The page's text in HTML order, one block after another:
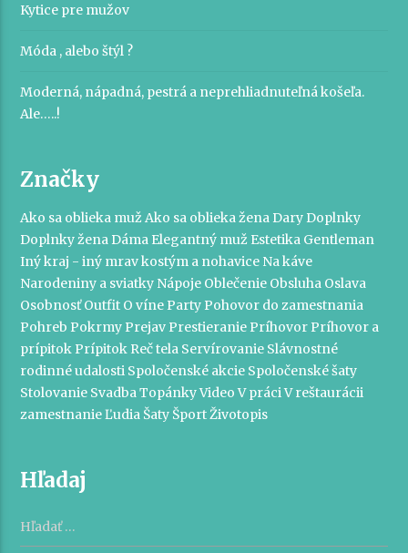
Kytice pre mužov
Móda , alebo štýl ?
Moderná, nápadná, pestrá a neprehliadnuteľná košeľa.
Ale…..!
Značky
Ako sa oblieka muž Ako sa oblieka žena Dary Doplnky
Doplnky žena Dáma Elegantný muž Estetika Gentleman
Iný kraj - iný mravkostým a nohavice Na káve
Narodeniny a sviatky Nápoje Oblečenie Obsluha Oslava
OsobnosťOutfit O víne Party Pohovor do zamestnania
Pohreb Pokrmy Prejav Prestieranie Príhovor Príhovor a
prípitok Prípitok Reč tela Servírovanie Slávnostné
rodinné udalosti Spoločenské akcie Spoločenské šaty
Stolovanie Svadba TopánkyVideo V práci V reštaurácii
zamestnanieĽudia Šaty Šport Životopis
Hľadaj